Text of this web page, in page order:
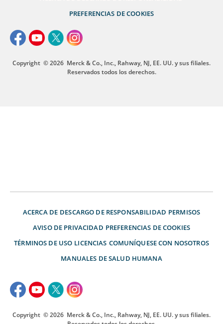
PREFERENCIAS DE COOKIES
Copyright © 2026 Merck & Co., Inc., Rahway, NJ, EE. UU. y sus filiales.
Reservados todos los derechos.
ACERCA DE DESCARGO DE RESPONSABILIDAD PERMISOS
AVISO DE PRIVACIDAD PREFERENCIAS DE COOKIES
TÉRMINOS DE USO LICENCIAS COMUNÍQUESE CON NOSOTROS
MANUALES DE SALUD HUMANA
Copyright © 2026 Merck & Co., Inc., Rahway, NJ, EE. UU. y sus filiales.